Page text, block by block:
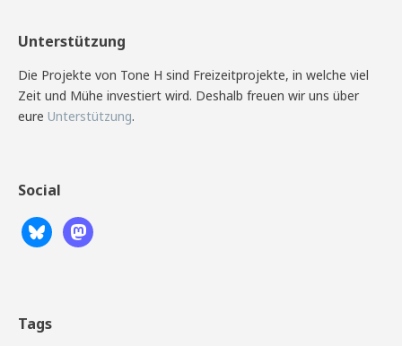
Unterstützung
Die Projekte von Tone H sind Freizeitprojekte, in welche viel
Zeit und Mühe investiert wird. Deshalb freuen wir uns über
eure Unterstützung.
Social
Tags